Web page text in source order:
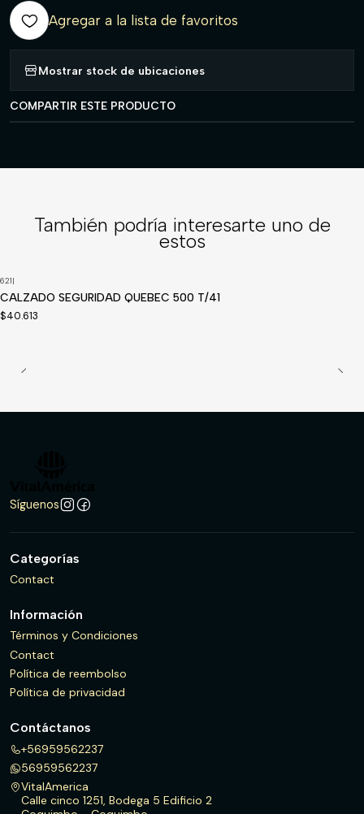
Agregar a la lista de favoritos
Mostrar stock de ubicaciones
COMPARTIR ESTE PRODUCTO
También podría interesarte uno de
estos
621|
CALZADO SEGURIDAD QUEBEC 500 T/41
$40.613
Síguenos
Categorías
Contact
Información
Términos y Condiciones
Contact
Política de reembolso
Política de privacidad
Contáctanos
+56959562237
56959562237
VitalAmerica
Calle cinco 1251, Bodega 5 Edificio 2